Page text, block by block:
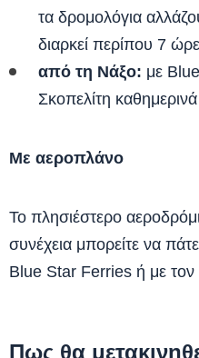
τα δρομολόγια
διαρκεί περίπου 7
από τη Νάξο: με
Σκοπελίτη
Με αεροπλάνο
Το πλησιέστερο
συνέχεια μπορείτε να
Blue Star Ferries ή με τον
Πως θα